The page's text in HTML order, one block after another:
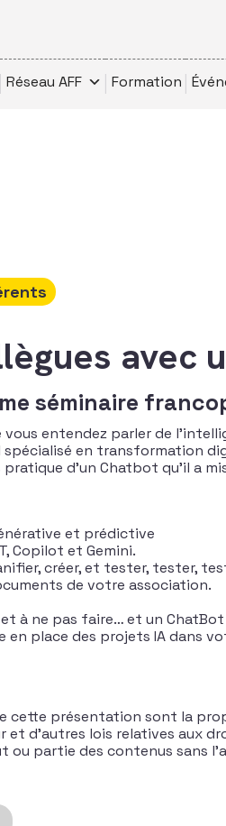
Réseau AFF Formation
avec
séminaire
entendez parler de
en transformation
d’un Chatbot qu’il a
et prédictive
Copilot et Gemini.
créer, et tester, tester,
de votre association.
à ne pas faire… et un ChatBot
en place des projets IA dans
présentation sont la
d’autres lois relatives aux
partie des contenus sans